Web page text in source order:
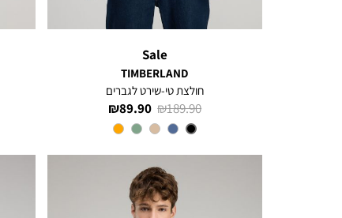
Sale
TIMBERLAND
חולצת טי-שירט לגברים
מחיר
מוצר
89.90 ₪
מחיר
רגיל
189.90 ₪
צבע
Black